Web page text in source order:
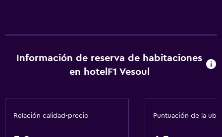
Natación
Mascotas permitidas bajo consulta (pueden aplicar cargos
extra)
Información de reserva de habitaciones
en hotelF1 Vesoul
Relación calidad-precio Puntuación de la